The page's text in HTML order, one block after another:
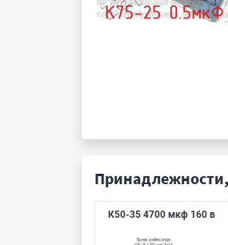
К50-35 4700 мкф 160 в